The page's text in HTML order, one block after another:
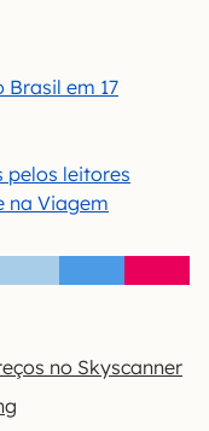
em 17
pelos leitores
na Viagem
no Skyscanner